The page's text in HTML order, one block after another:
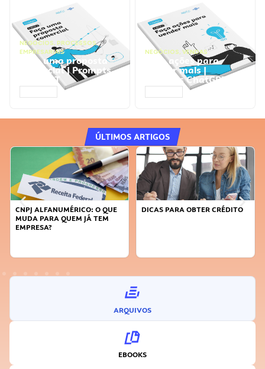
NEGÓCIOS, PROCESSOS
EMPRESARIAIS
Faça uma proposta
comercial | Prompts
ChatGPT
NEGÓCIOS, VENDAS
Faça ações para
vender mais |
Prompts ChatGPT
ÚLTIMOS ARTIGOS
CNPJ ALFANUMÉRICO: O QUE
MUDA PARA QUEM JÁ TEM
EMPRESA?
DICAS PARA OBTER CRÉDITO
ARQUIVOS
EBOOKS